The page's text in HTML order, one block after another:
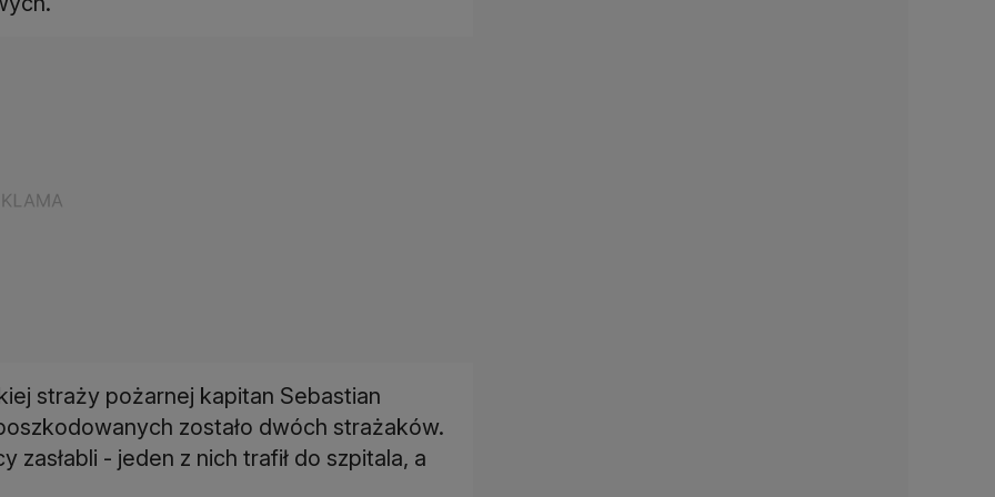
straży pożarnej kapitan Sebastian
zostało dwóch strażaków.
zasłabli - jeden z nich trafił do szpitala, a